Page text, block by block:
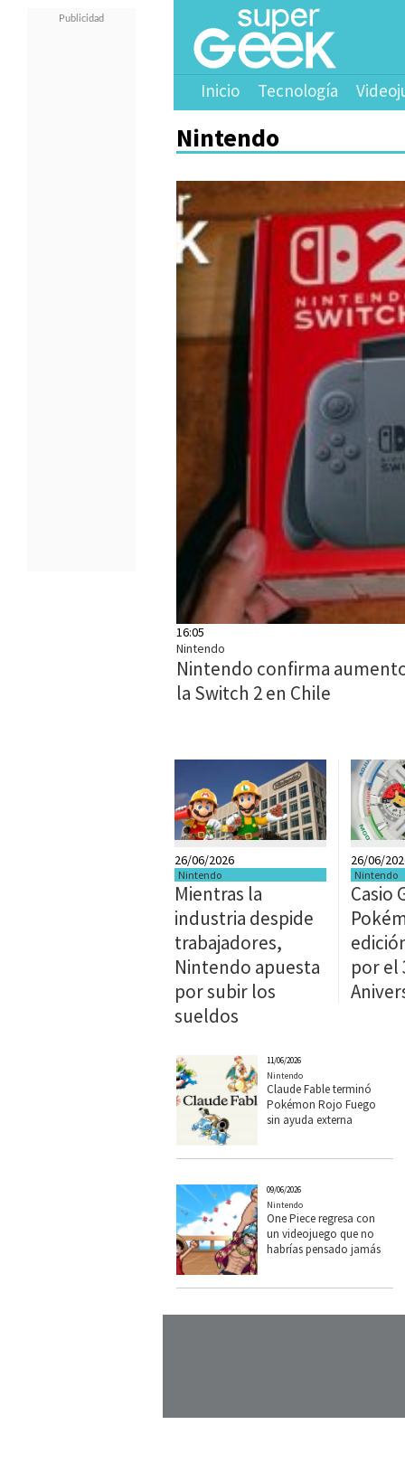
Inicio Tecnología
Nintendo
16:05
Nintendo
Nintendo confirma
la Switch 2 en Chile
26/06/2026
Nintendo
Mientras la
industria despide
trabajadores,
Nintendo apuesta
por subir los
sueldos
26/06/
Nintendo
Casio
por el
11/06/2026
Nintendo
Claude Fable terminó
Pokémon Rojo Fuego
sin ayuda externa
09/06/2026
Nintendo
One Piece regresa con
un videojuego que no
habrías pensado jamás